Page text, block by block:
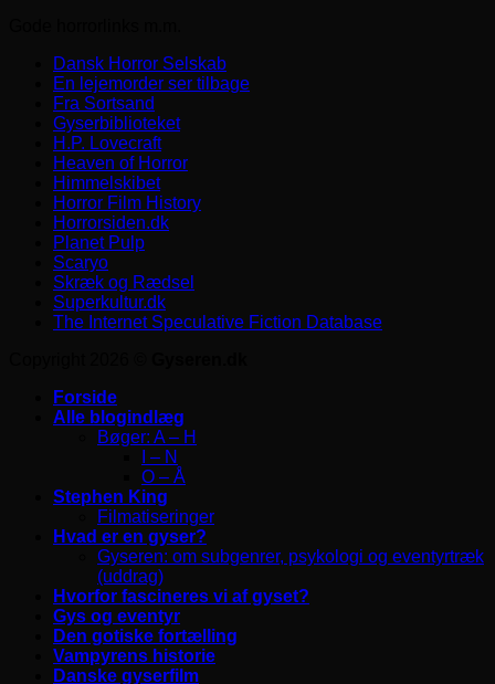
Dansk Horror Selskab
En lejemorder ser tilbage
Fra Sortsand
Gyserbiblioteket
H.P. Lovecraft
Heaven of Horror
Himmelskibet
Horror Film History
Horrorsiden.dk
Planet Pulp
Scaryo
Skræk og Rædsel
Superkultur.dk
The Internet Speculative Fiction Database
Forside
Alle blogindlæg
Bøger: A – H
I – N
O – Å
Stephen King
Filmatiseringer
Hvad er en gyser?
Gyseren: om subgenrer, psykologi og eventyrtræk
(uddrag)
Hvorfor fascineres vi af gyset?
Gys og eventyr
Den gotiske fortælling
Vampyrens historie
Danske gyserfilm